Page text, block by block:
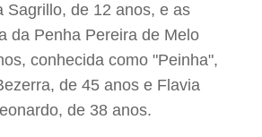
Sagrillo, de 12 anos, e as
da Penha Pereira de Melo
conhecida como "Peinha",
de 45 anos e Flavia
de 38 anos.